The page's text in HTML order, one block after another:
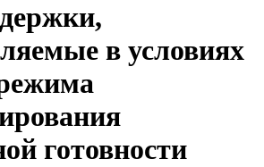
в условиях
готовности